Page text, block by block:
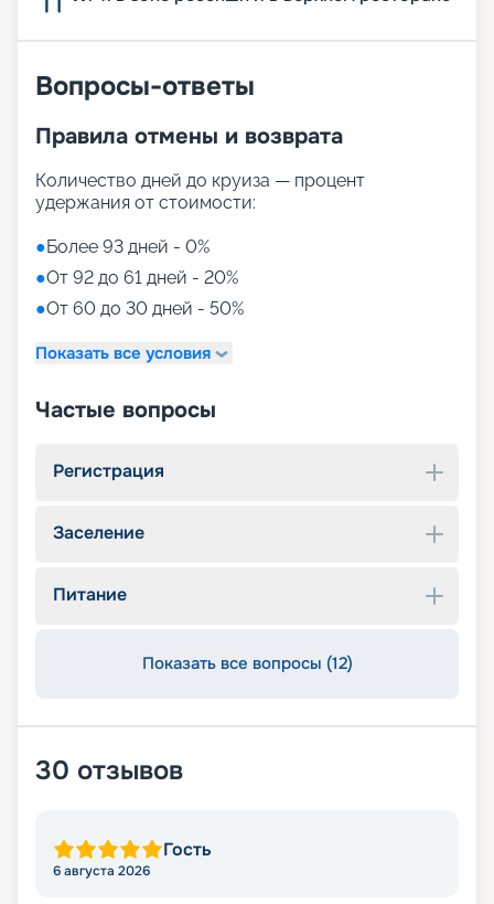
Вопросы-ответы
Правила отмены и возврата
Количество дней до круиза — процент
удержания от стоимости:
●Более 93 дней - 0%
●От 92 до 61 дней - 20%
●От 60 до 30 дней - 50%
Показать все условия
Частые вопросы
Регистрация
Заселение
Питание
Показать все вопросы (12)
30 отзывов
Гость
6 августа 2026